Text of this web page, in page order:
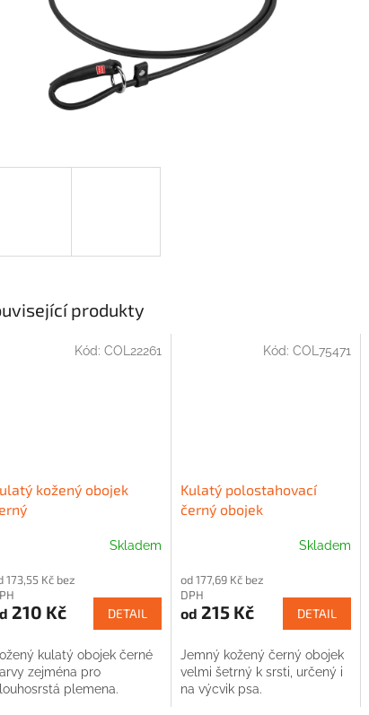
produkty
kožený obojek
Skladem
173,55 Kč bez
210 Kč DETAIL
kulatý obojek černé
zejména pro
plemena.
Kód: COL22261
Kulatý polostahovací
černý obojek
Skladem
od 177,69 Kč bez
DPH
od 215 Kč DETAIL
Jemný kožený černý obojek
velmi šetrný k srsti, určený i
na výcvik psa.
Kód: COL75471